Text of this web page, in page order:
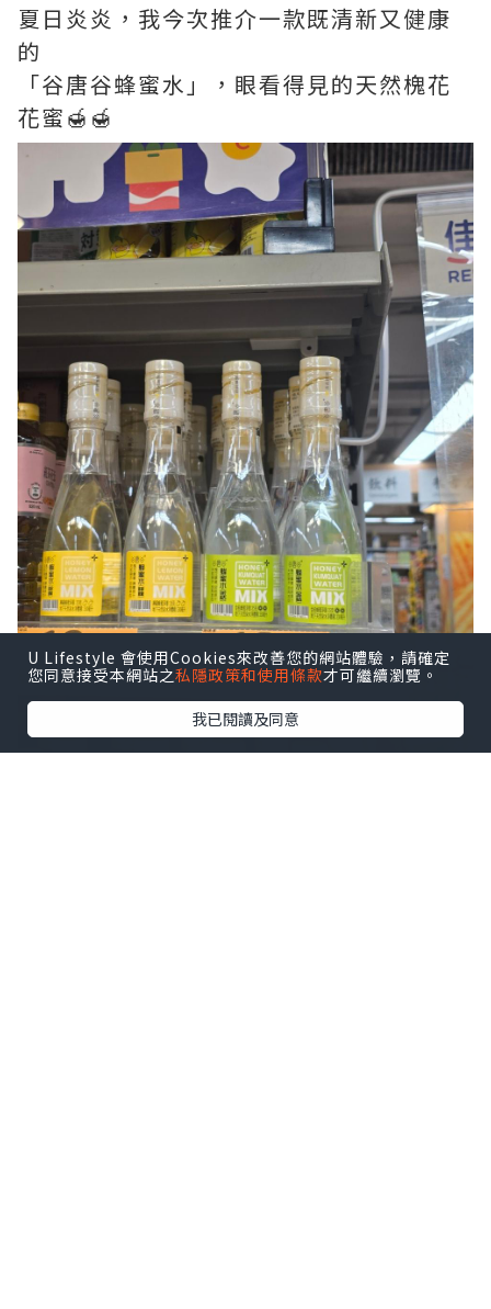
夏日炎炎，我今次推介一款既清新又健康
的
「谷唐谷蜂蜜水」，眼看得見的天然槐花
花蜜🍯🍯
U Lifestyle 會使用Cookies來改善您的網站體驗，請確定
您同意接受本網站之私隱政策和使用條款才可繼續瀏覽。
我已閱讀及同意